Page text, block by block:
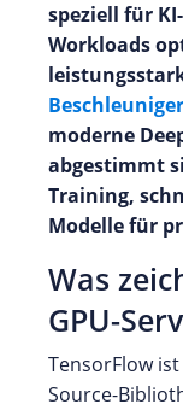
speziell für
Workloads
moderne
abgestimmt
Training,
Modelle für
Was
GPU-
TensorFlow
Source-